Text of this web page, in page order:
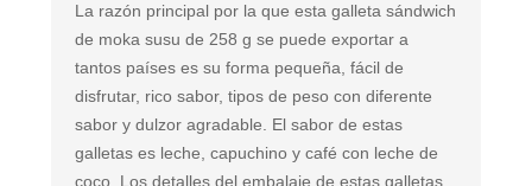
La razón principal por la que esta galleta sándwich
de moka susu de 258 g se puede exportar a
tantos países es su forma pequeña, fácil de
disfrutar, rico sabor, tipos de peso con diferente
sabor y dulzor agradable. El sabor de estas
galletas es leche, capuchino y café con leche de
coco. Los detalles del embalaje de estas galletas